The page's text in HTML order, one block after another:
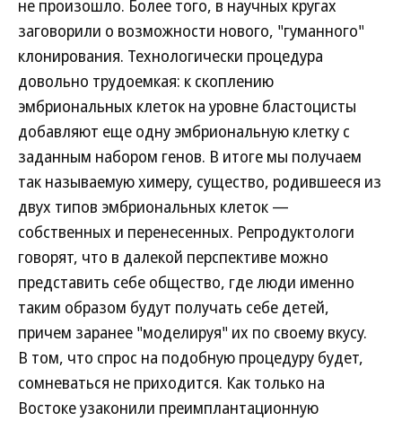
не произошло. Более того, в научных кругах
заговорили о возможности нового, "гуманного"
клонирования. Технологически процедура
довольно трудоемкая: к скоплению
эмбриональных клеток на уровне бластоцисты
добавляют еще одну эмбриональную клетку с
заданным набором генов. В итоге мы получаем
так называемую химеру, существо, родившееся из
двух типов эмбриональных клеток —
собственных и перенесенных. Репродуктологи
говорят, что в далекой перспективе можно
представить себе общество, где люди именно
таким образом будут получать себе детей,
причем заранее "моделируя" их по своему вкусу.
В том, что спрос на подобную процедуру будет,
сомневаться не приходится. Как только на
Востоке узаконили преимплантационную